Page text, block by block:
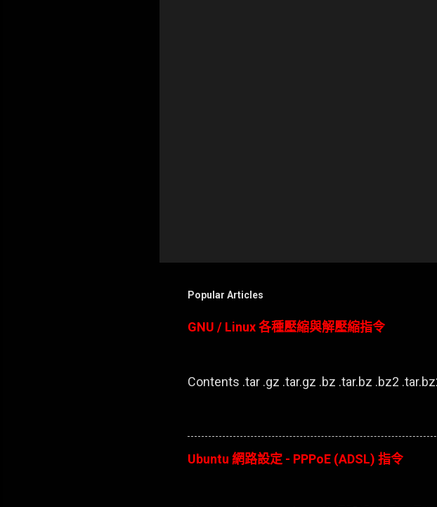
Popular Articles
GNU / Linux 各種壓縮與解壓縮指令
Contents .tar .gz .tar.gz .bz .tar.bz .bz2
Ubuntu 網路設定 - PPPoE (ADSL) 指令